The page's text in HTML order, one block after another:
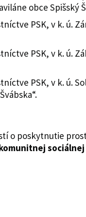
obce Spišský
PSK, v k. ú.
PSK, v k. ú.
PSK, v k. ú.
o poskytnutie